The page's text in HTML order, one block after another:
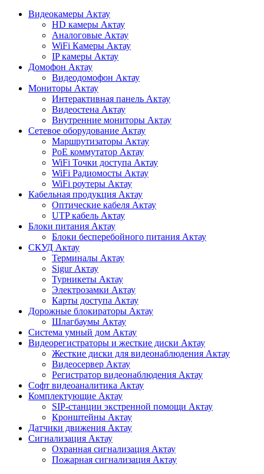
Видеокамеры Актау
HD камеры Актау
Аналоговые Актау
WiFi Камеры Актау
IP камеры Актау
Домофон Актау
Видеодомофон Актау
Мониторы Актау
Интерактивная панель Актау
Видеостена Актау
Внутренние мониторы Актау
Сетевое оборудование Актау
Маршрутизаторы Актау
PoE коммутатор Актау
WiFi Точки доступа Актау
WiFi Радиомосты Актау
WiFi роутеры Актау
Кабельная продукция Актау
Оптические кабеля Актау
UTP кабель Актау
Блоки питания Актау
Блоки бесперебойного питания Актау
СКУД Актау
Терминалы Актау
Sigur Актау
Турникеты Актау
Электрозамки Актау
Карты доступа Актау
Дорожные блокираторы Актау
Шлагбаумы Актау
Система умный дом Актау
Видеорегистраторы и жесткие диски Актау
Жесткие диски для видеонаблюдения Актау
Видеосервер Актау
Регистратор видеонаблюдения Актау
Софт видеоаналитика Актау
Комплектующие Актау
SIP-станции экстренной помощи Актау
Кронштейны Актау
Датчики движения Актау
Сигнализация Актау
Охранная сигнализация Актау
Пожарная сигнализация Актау